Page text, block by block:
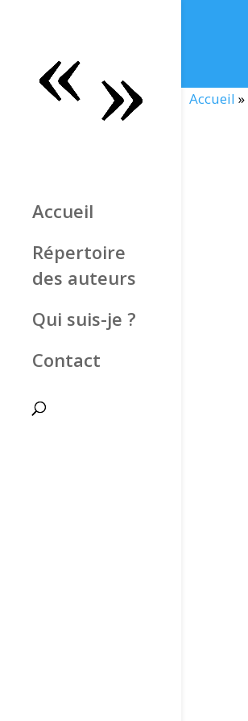
Accueil
Répertoire
des auteurs
Qui suis-je ?
Contact
Accueil »